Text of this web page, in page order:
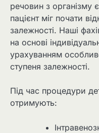
речовин з організму
пацієнт міг почати
залежності. Наші
на основі
урахуванням
ступеня залежності.
Під час процедури
отримують: